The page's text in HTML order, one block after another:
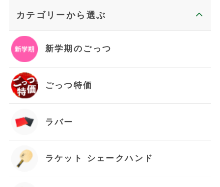
カテゴリーから選ぶ
新学期のごっつ
ごっつ特価
ラバー
ラケット シェークハンド